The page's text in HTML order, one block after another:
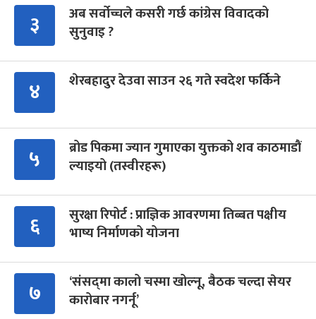
३
अब सर्वोच्चले कसरी गर्छ कांग्रेस विवादको
सुनुवाइ ?
४ शेरबहादुर देउवा साउन २६ गते स्वदेश फर्किने
५
ब्रोड पिकमा ज्यान गुमाएका युक्तको शव काठमाडौं
ल्याइयो (तस्वीरहरू)
६
सुरक्षा रिपोर्ट : प्राज्ञिक आवरणमा तिब्बत पक्षीय
भाष्य निर्माणको योजना
७
‘संसद्‍मा कालो चस्मा खोल्नू, बैठक चल्दा सेयर
कारोबार नगर्नू’